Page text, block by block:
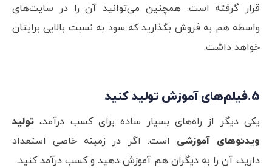
قرار گرفته است. همچنین می‌توانید آن را در سایت‌های
واسطه هم به فروش بگذارید که سود به نسبت بالایی برایتان
خواهد داشت.
5.فیلم‌های آموزش تولید کنید
یکی دیگر از راه‌های بسیار ساده برای کسب درآمد، تولید
ویدئوهای آموزشی است. اگر در زمینه خاصی استعداد
دارید، آن را به دیگران هم آموزش دهید و کسب درآمد کنید.